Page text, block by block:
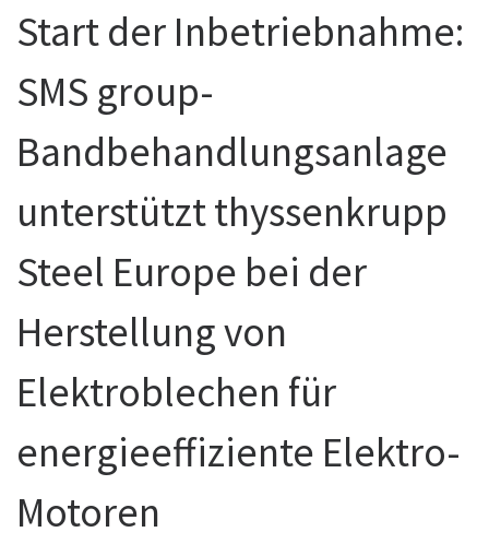
Start der Inbetriebnahme:
SMS group-
Bandbehandlungsanlage
unterstützt thyssenkrupp
Steel Europe bei der
Herstellung von
Elektroblechen für
energieeffiziente Elektro-
Motoren